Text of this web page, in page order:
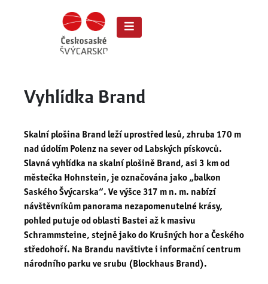
Vyhlídka Brand
Skalní plošina Brand leží uprostřed lesů, zhruba 170 m
nad údolím Polenz na sever od Labských pískovců.
Slavná vyhlídka na skalní plošině Brand, asi 3 km od
městečka Hohnstein, je označována jako „balkon
Saského Švýcarska“. Ve výšce 317 m n. m. nabízí
návštěvníkům panorama nezapomenutelné krásy,
pohled putuje od oblasti Bastei až k masivu
Schrammsteine, stejně jako do Krušných hor a Českého
středohoří. Na Brandu navštivte i informační centrum
národního parku ve srubu (Blockhaus Brand).